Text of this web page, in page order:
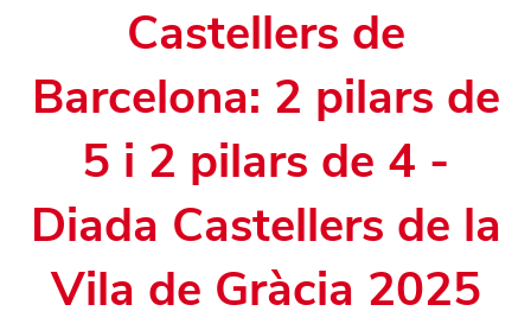
Castellers de
Barcelona: 2 pilars de
5 i 2 pilars de 4 -
Diada Castellers de la
Vila de Gràcia 2025